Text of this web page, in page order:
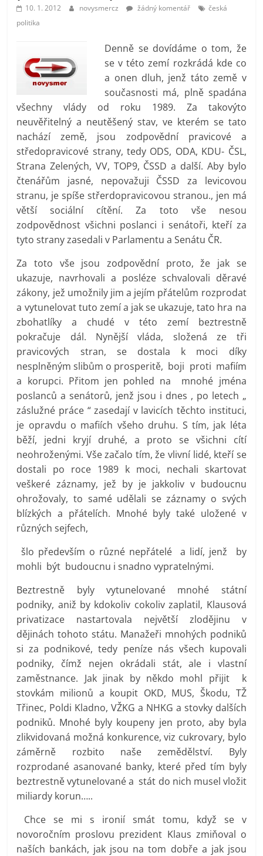
prospívá?
10. 1. 2012 novysmercz žádný komentář
česká
politika
Denně se dovídáme o tom, že
se v této zemí rozkrádá kde co
a onen dluh, jenž táto země v
současnosti má, plně spadána
všechny vlády od roku 1989. Za takovýto
neuvěřitelný a neutěšený stav, ve kterém se tato
nachází země, jsou zodpovědní pravicové a
středopravicové strany, tedy ODS, ODA, KDU- ČSL,
Strana Zelených, VV, TOP9, ČSSD a další. Aby bylo
čtenářům jasné, nepovažuji ČSSD za levicovou
stranu, je spíše střerdopravicovou stranou., jen má
větší sociální cítění. Za toto vše nesou
zodpovědnost všichni poslanci i senátoři, kteří za
tyto strany zasedali v Parlamentu a Senátu ČR.
Za toto vše jsou zodpovědní proto, že jak se
ukazuje, navrhovali a posléze schvalovali děravé
zákony, jež umožnily jim a jejím přátelům rozprodat
a vytunelovat tuto zemí a jak se ukazuje, tato hra na
zbohatlíky a chudé v této zemí beztrestně
pokračuje dál. Nynější vláda, složená ze tři
pravicových stran, se dostala k moci díky
nesplněným slibům o prosperitě, boji proti mafiím
a korupci. Přitom jen pohled na mnohé jména
poslanců a senátorů, jenž jsou i dnes , po letech „
záslužné práce “ zasedají v lavicích těchto instituci,
je opravdu o mafiích všeho druhu. S tím, jak léta
běží, jedni kryjí druhé, a proto se všichni cítí
neohroženými. Vše začalo tím, že vlivní lidé, kteří se
dostali po roce 1989 k moci, nechali skartovat
veškeré záznamy, jež by je jakkoliv v budoucnu
ohrožovaly, to samé udělali se záznamy o svých
blízkých a přátelích. Mnohé byly také uložené v
různých sejfech,
šlo především o různé nepřátelé a lidí, jenž by
mohli být budoucnu i snadno vypratelnými.
Beztrestně byly vytunelované mnohé státní
podniky, aniž by kdokoliv cokoliv zaplatil, Klausová
privatizace nastartovala největší zlodějinu v
dějinách tohoto státu. Manažeři mnohých podniků
si za podnikové, tedy peníze nás všech kupovali
podniky, čímž nejen okrádali stát, ale i vlastní
zaměstnance. Jak jinak by někdo mohl přijit k
stovkám milionů a koupit OKD, MUS, Škodu, TŽ
Třinec, Poldi Kladno, VŽKG a NHKG a stovky dalších
podniků. Mnohé byly koupeny jen proto, aby byla
zlikvidovaná možná konkurence, viz cukrovary, bylo
záměrně rozbito naše zemědělství. Byly
rozprodané asanované banky, které před tím byly
beztrestně vytunelované a stát do nich musel vložit
miliardy korun…..
Chce se mi s ironií smát tomu, když se v
novoročním proslovu prezident Klaus zmiňoval o
naších bankách, jak jsou na tom dobře a jak jsou